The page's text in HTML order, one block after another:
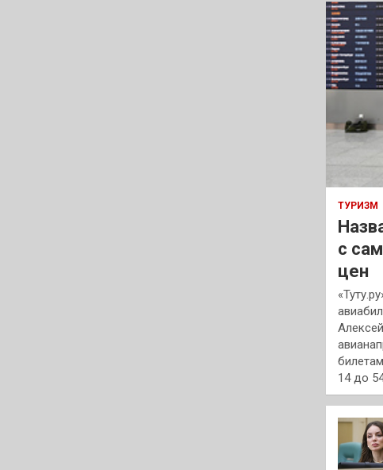
к
ТУРИЗМ
с
цен
14 до